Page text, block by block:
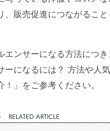
、販売促進につながるこ
エンサーになる方法につき
ーになるには？ 方法や人
！
」をご参考ください。
RELATED ARTICLE